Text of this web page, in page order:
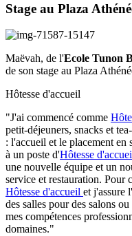
Stage au Plaza
Maëvah, de l'Ecole Tunon
de son stage au Plaza
Hôtesse d'accueil
"J'ai commencé comme
petit-déjeuners, snacks et
: l'accueil et le placement en
à un poste d'Hôtesse
une nouvelle équipe et un
service et restauration. Pour
Hôtesse d'accueil et j'assure
des salles pour des salons
mes compétences
domaines."